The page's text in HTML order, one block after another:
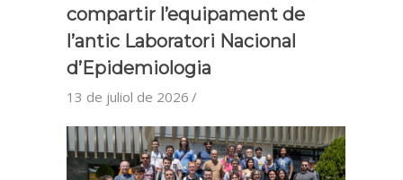
compartir l’equipament de
l’antic Laboratori Nacional
d’Epidemiologia
13 de juliol de 2026